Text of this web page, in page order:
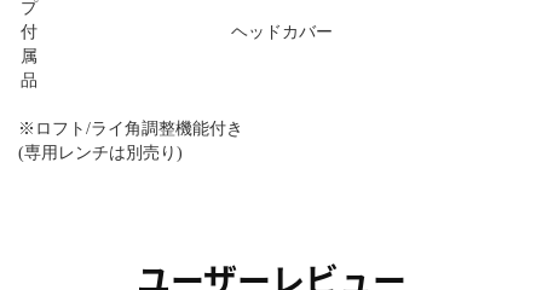
プ
付
属
品
ヘッドカバー
※ロフト/ライ角調整機能付き
(専用レンチは別売り)
ユーザーレビュー